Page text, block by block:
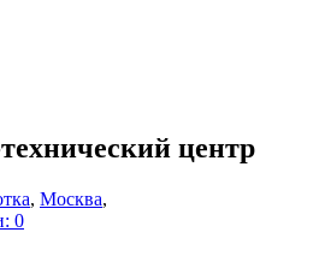
центр
, Москва,
0